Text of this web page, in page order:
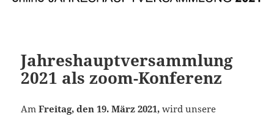
Jahreshauptversammlung
2021 als zoom-Konferenz
Am Freitag, den 19. März 2021, wird unsere